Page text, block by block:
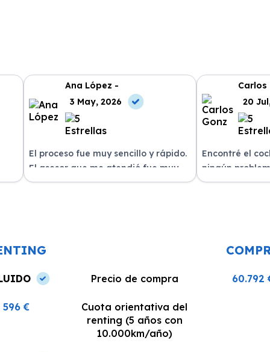
Ana López -
3 May, 2026
El proceso fue muy sencillo y rápido.
El asesor que me atendió fue muy
amable y me explicó todo con
Carlos
20
Encontré el
ningún
del equipo. La
Precio de compra 60.792
596 €
Cuota orientativa del
renting (5 años con
10.000km/año)